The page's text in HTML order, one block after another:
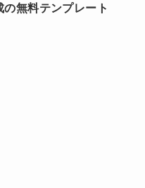
の無料テンプレート